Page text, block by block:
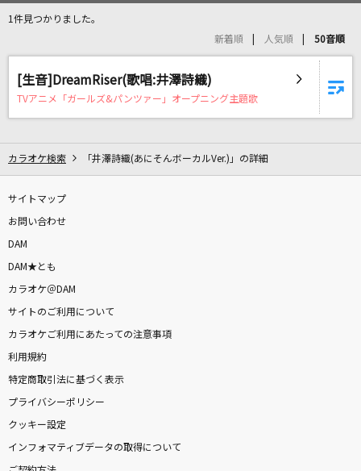
リアルタイムで歌われている曲の一覧
愛くださいませ
DAN DAN 心魅かれてく
FIELD OF VIEW(the FIELD OF VIEW)
[オリカラ]Bad Apple!! feat. nomico
きらり
藤井 風
Let's take it someday
ONE OK ROCK
1件見つかりました。
新着順 人気順 50音順
[生音]DreamRiser(歌唱:井澤詩織)
TVアニメ「ガールズ&パンツァー」オープニング主題歌
カラオケ検索 「井澤詩織(あにそんボーカルVer.)」の詳細
サイトマップ
お問い合わせ
DAM
DAM★とも
カラオケ＠DAM
サイトのご利用について
カラオケご利用にあたっての注意事項
利用規約
特定商取引法に基づく表示
プライバシーポリシー
クッキー設定
インフォマティブデータの取得について